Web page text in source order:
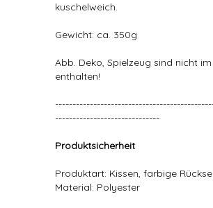
kuschelweich.
Gewicht: ca. 350g
Abb. Deko, Spielzeug sind nicht im
enthalten!
------------------------------
Produktsicherheit
Produktart: Kissen, farbige
Material: Polyester